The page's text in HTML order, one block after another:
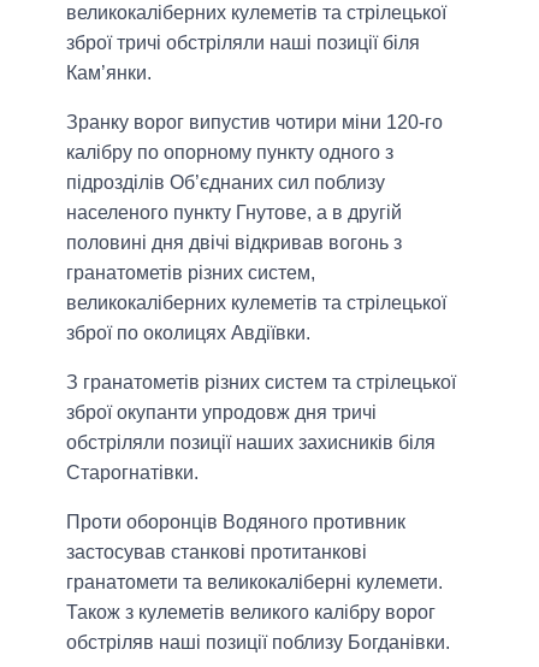
великокаліберних кулеметів та стрілецької
зброї тричі обстріляли наші позиції біля
Кам’янки.
Зранку ворог випустив чотири міни 120-го
калібру по опорному пункту одного з
підрозділів Об’єднаних сил поблизу
населеного пункту Гнутове, а в другій
половині дня двічі відкривав вогонь з
гранатометів різних систем,
великокаліберних кулеметів та стрілецької
зброї по околицях Авдіївки.
З гранатометів різних систем та стрілецької
зброї окупанти упродовж дня тричі
обстріляли позиції наших захисників біля
Старогнатівки.
Проти оборонців Водяного противник
застосував станкові протитанкові
гранатомети та великокаліберні кулемети.
Також з кулеметів великого калібру ворог
обстріляв наші позиції поблизу Богданівки.